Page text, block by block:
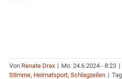
Von Renate Drax | Mo. 24.6.2024 - 8:23 |
Stimme, Heimatsport, Schlagzeilen |